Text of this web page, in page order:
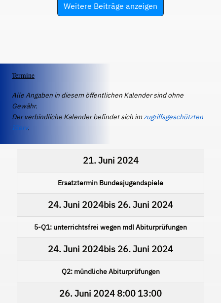
Weitere Beiträge anzeigen
Termine
Alle Angaben in diesem öffentlichen Kalender sind ohne
Gewähr.
Der verbindliche Kalender befindet sich imzugriffsgeschützten
IServ.
21. Juni 2024
Ersatztermin Bundesjugendspiele
24. Juni 2024bis 26. Juni 2024
5-Q1: unterrichtsfrei wegen mdl Abiturprüfungen
24. Juni 2024bis 26. Juni 2024
Q2: mündliche Abiturprüfungen
26. Juni 2024 8:00 13:00